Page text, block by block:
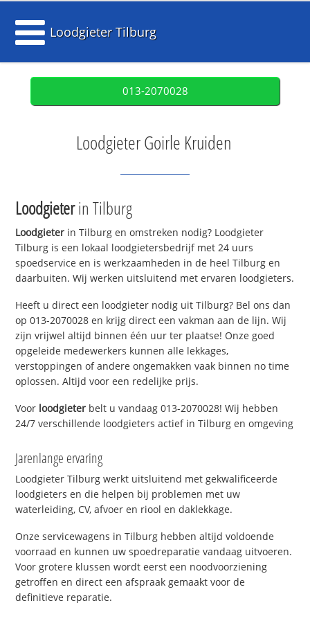
Loodgieter Tilburg
013-2070028
Loodgieter Goirle Kruiden
Loodgieterin Tilburg
Loodgieter in Tilburg en omstreken nodig? Loodgieter
Tilburg is een lokaal loodgietersbedrijf met 24 uurs
spoedservice en is werkzaamheden in de heel Tilburg en
daarbuiten. Wij werken uitsluitend met ervaren loodgieters.
Heeft u direct een loodgieter nodig uit Tilburg? Bel ons dan
op 013-2070028 en krijg direct een vakman aan de lijn. Wij
zijn vrijwel altijd binnen één uur ter plaatse! Onze goed
opgeleide medewerkers kunnen alle lekkages,
verstoppingen of andere ongemakken vaak binnen no time
oplossen. Altijd voor een redelijke prijs.
Voor loodgieter belt u vandaag 013-2070028! Wij hebben
24/7 verschillende loodgieters actief in Tilburg en omgeving
Jarenlange ervaring
Loodgieter Tilburg werkt uitsluitend met gekwalificeerde
loodgieters en die helpen bij problemen met uw
waterleiding, CV, afvoer en riool en daklekkage.
Onze servicewagens in Tilburg hebben altijd voldoende
voorraad en kunnen uw spoedreparatie vandaag uitvoeren.
Voor grotere klussen wordt eerst een noodvoorziening
getroffen en direct een afspraak gemaakt voor de
definitieve reparatie.